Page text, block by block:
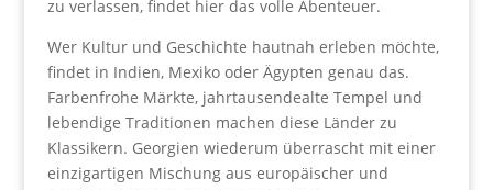
zu verlassen, findet hier das volle Abenteuer.
Wer Kultur und Geschichte hautnah erleben möchte,
findet in Indien, Mexiko oder Ägypten genau das.
Farbenfrohe Märkte, jahrtausendealte Tempel und
lebendige Traditionen machen diese Länder zu
Klassikern. Georgien wiederum überrascht mit einer
einzigartigen Mischung aus europäischer und